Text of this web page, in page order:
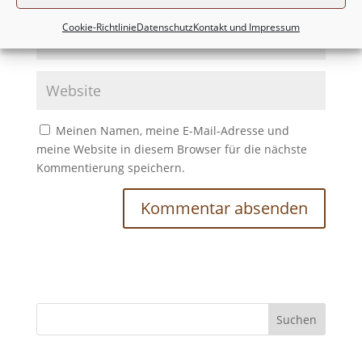
Cookie-RichtlinieDatenschutzKontakt und Impressum
Meinen Namen, meine E-Mail-Adresse und
meine Website in diesem Browser für die nächste
Kommentierung speichern.